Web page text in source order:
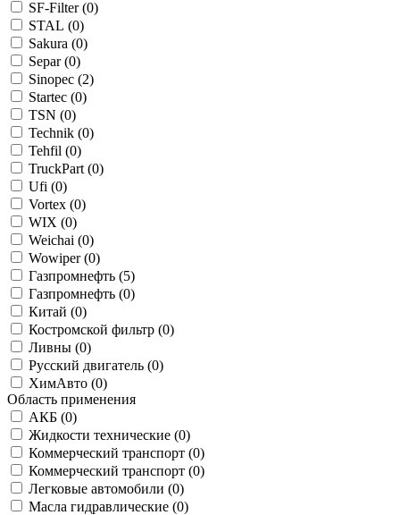
SF-Filter (0)
STAL (0)
Sakura (0)
Separ (0)
Sinopec (2)
Startec (0)
TSN (0)
Technik (0)
Tehfil (0)
TruckPart (0)
Ufi (0)
Vortex (0)
WIX (0)
Weichai (0)
Wowiper (0)
Газпромнефть (5)
Газпромнефть (0)
Китай (0)
Костромской фильтр (0)
Ливны (0)
Русский двигатель (0)
ХимАвто (0)
Область применения
АКБ (0)
Жидкости технические (0)
Коммерческий транспорт (0)
Коммерческий транспорт (0)
Легковые автомобили (0)
Масла гидравлические (0)